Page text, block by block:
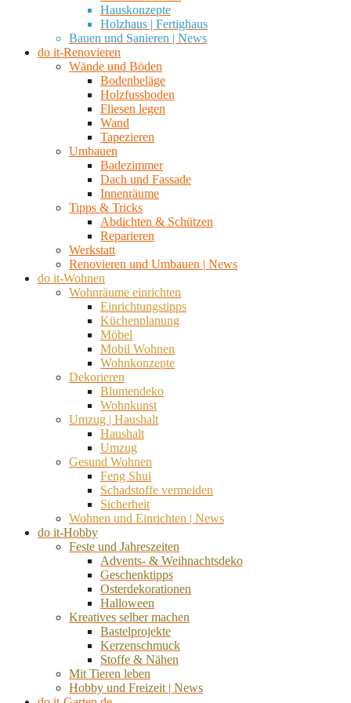
Hauskonzepte
Holzhaus | Fertighaus
Bauen und Sanieren | News
do it-Renovieren
Wände und Böden
Bodenbeläge
Holzfussboden
Fliesen legen
Wand
Tapezieren
Umbauen
Badezimmer
Dach und Fassade
Innenräume
Tipps & Tricks
Abdichten & Schützen
Reparieren
Werkstatt
Renovieren und Umbauen | News
do it-Wohnen
Wohnräume einrichten
Einrichtungstipps
Küchenplanung
Möbel
Mobil Wohnen
Wohnkonzepte
Dekorieren
Blumendeko
Wohnkunst
Umzug | Haushalt
Haushalt
Umzug
Gesund Wohnen
Feng Shui
Schadstoffe vermeiden
Sicherheit
Wohnen und Einrichten | News
do it-Hobby
Feste und Jahreszeiten
Advents- & Weihnachtsdeko
Geschenktipps
Osterdekorationen
Halloween
Kreatives selber machen
Bastelprojekte
Kerzenschmuck
Stoffe & Nähen
Mit Tieren leben
Hobby und Freizeit | News